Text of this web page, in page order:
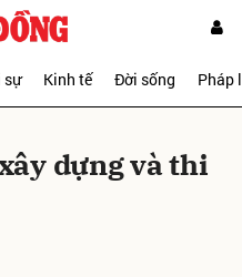
sự Kinh tế Đời sống Pháp
dựng và thi